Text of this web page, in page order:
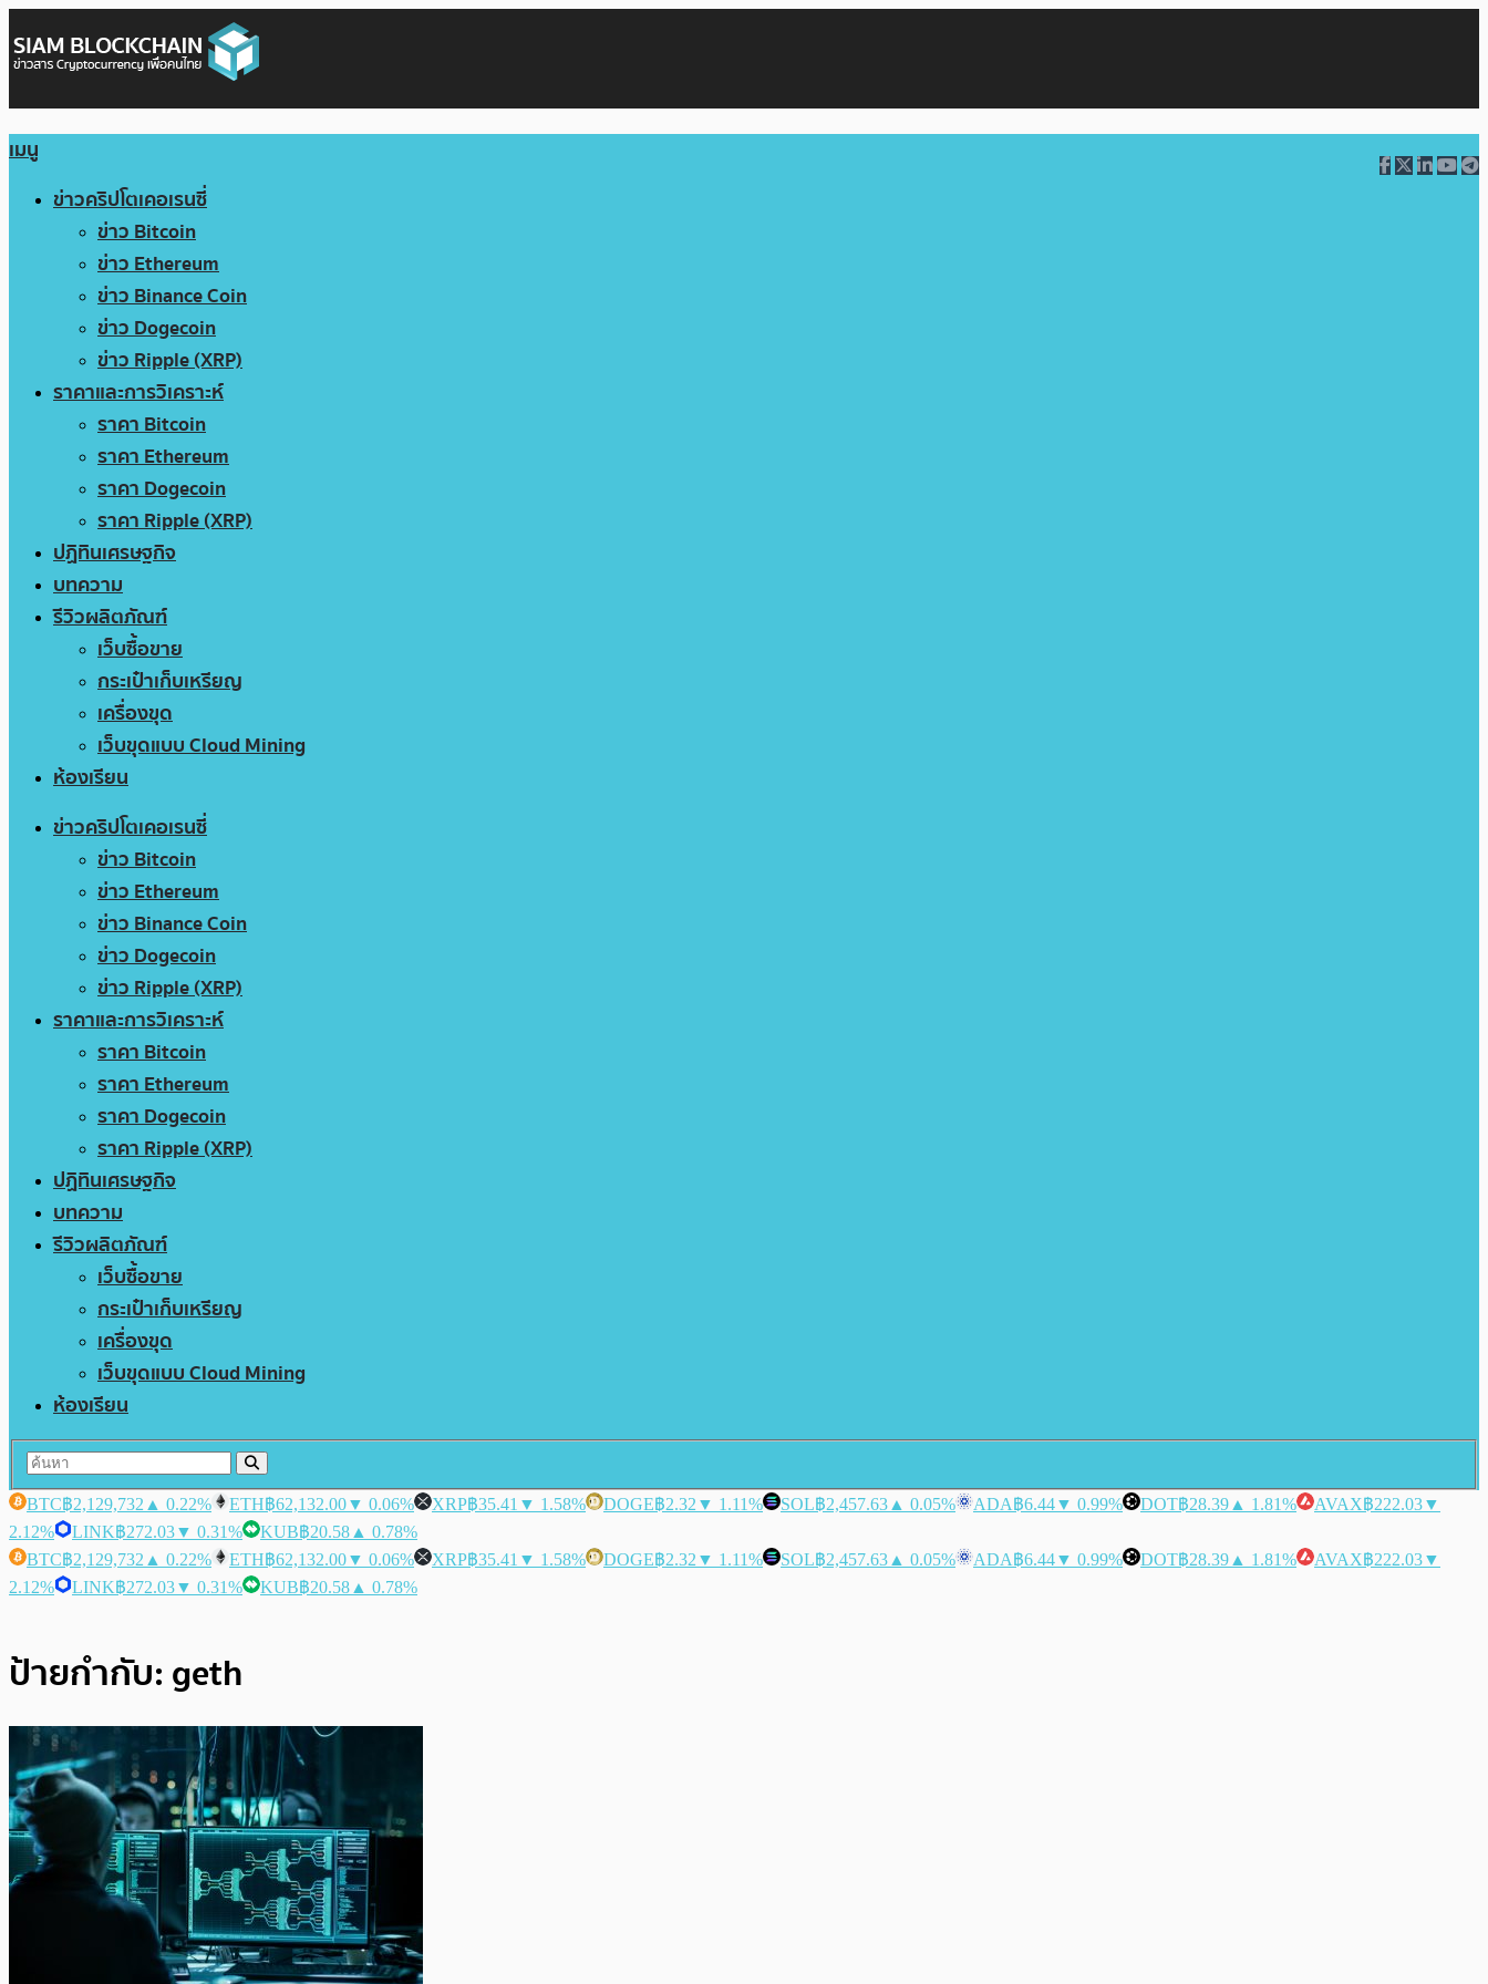
เมนู
ข่าวคริปโตเคอเรนซี่
ข่าว Bitcoin
ข่าว Ethereum
ข่าว Binance Coin
ข่าว Dogecoin
ข่าว Ripple (XRP)
ราคาและการวิเคราะห์
ราคา Bitcoin
ราคา Ethereum
ราคา Dogecoin
ราคา Ripple (XRP)
ปฏิทินเศรษฐกิจ
บทความ
รีวิวผลิตภัณฑ์
เว็บซื้อขาย
กระเป๋าเก็บเหรียญ
เครื่องขุด
เว็บขุดแบบ Cloud Mining
ห้องเรียน
ข่าวคริปโตเคอเรนซี่
ข่าว Bitcoin
ข่าว Ethereum
ข่าว Binance Coin
ข่าว Dogecoin
ข่าว Ripple (XRP)
ราคาและการวิเคราะห์
ราคา Bitcoin
ราคา Ethereum
ราคา Dogecoin
ราคา Ripple (XRP)
ปฏิทินเศรษฐกิจ
บทความ
รีวิวผลิตภัณฑ์
เว็บซื้อขาย
กระเป๋าเก็บเหรียญ
เครื่องขุด
เว็บขุดแบบ Cloud Mining
ห้องเรียน
BTC฿2,129,732 ▲ 0.22% ETH฿62,132.00▼ 0.06% XRP฿35.41 ▼ 1.58% DOGE฿2.32 ▼ 1.11% SOL฿2,457.63 ▲ 0.05% ADA฿6.44▼ 0.99% DOT฿28.39 ▲ 1.81% AVAX฿222.03▼
2.12%
LINK฿272.03▼ 0.31% KUB฿20.58 ▲ 0.78%
BTC฿2,129,732 ▲ 0.22% ETH฿62,132.00▼ 0.06% XRP฿35.41 ▼ 1.58% DOGE฿2.32 ▼ 1.11% SOL฿2,457.63 ▲ 0.05% ADA฿6.44▼ 0.99% DOT฿28.39 ▲ 1.81% AVAX฿222.03▼
2.12%
LINK฿272.03▼ 0.31% KUB฿20.58 ▲ 0.78%
ป้ายกำกับ: geth